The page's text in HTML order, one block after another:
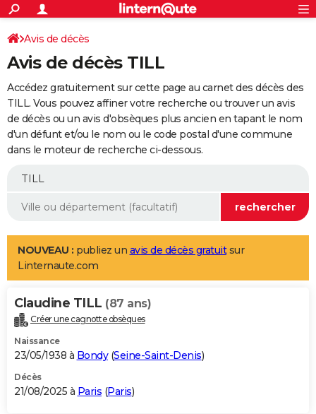
ACTUALITÉS
Politique
Société
Faits Divers
Education
Monde
Villes
+
SPORT
Coupe du monde 2026
Football
Tennis
Cyclisme
Rugby
Forum
Programme TV
TNT
Streaming
Cinéma
Sorties cinéma
Musique
+
FINANCE
Retraite
Impôts
Epargne
Immobilier
Risques naturels par ville
Banque
Assurance
Crédit
AUTO
Essais
Réserver un essai
Citadines
Berlines
SUV
Forum auto
+
Mobiles
Meilleur smartphone
Internet
Ordinateurs
Jeux vidéo
Guide high-tech
Aménagement intérieur
LIFESTYLE
Art de vivre
Bien-être
Loisirs
Mode
Modes de vie
Alimentation
Guide de la santé
Maladies
Médicaments
Sommeil
VOYAGE
Destinations
City break
Voyage nature
Voyage de noces
Forum
Climat
+PHOTO
GUIDES D'ACHAT
BONS PLANS
Avis de décès
Avis de décès TILL
Accédez gratuitement sur cette page au carnet des décès des
TILL. Vous pouvez affiner votre recherche ou trouver un avis
de décès ou un avis d'obsèques plus ancien en tapant le nom
d'un défunt et/ou le nom ou le code postal d'une commune
dans le moteur de recherche ci-dessous.
NOUVEAU : publiez un avis de décès gratuitsur
Linternaute.com
Claudine TILL (87 ans)
Créer une cagnotte obsèques
Naissance
23/05/1938 à Bondy(Seine-Saint-Denis)
Décès
21/08/2025 à Paris (Paris)